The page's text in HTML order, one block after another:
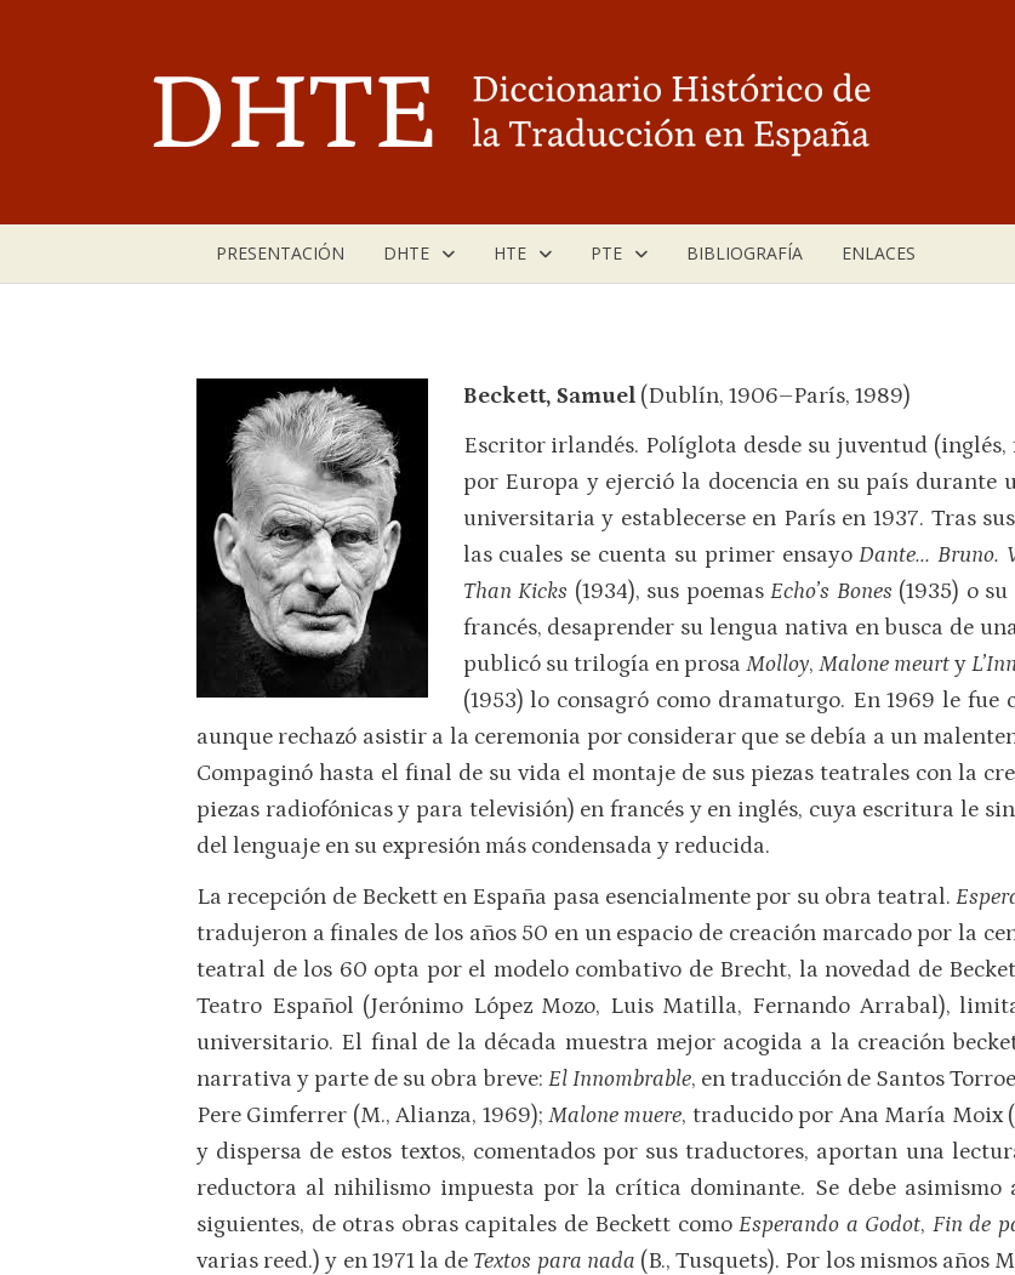
PRESENTACIÓN DHTE HTE PTE BIBLIOGRAFÍA ENLACES
Beckett, Samuel (Dublín, 1906–París, 1989)
Escritor irlandés. Políglota desde su juventud
por Europa y ejerció la docencia en su país durante
universitaria y establecerse en París en 1937. Tras
las cuales se cuenta su primer ensayoDante… Bruno.
Than Kicks (1934), sus poemas Echo’s Bones (1935) o
francés, desaprender su lengua nativa en busca de
publicó su trilogía en prosa Molloy,Malone meurty
(1953) lo consagró como dramaturgo. En 1969 le
aunque rechazó asistir a la ceremonia por considerar que se debía a un
Compaginó hasta el final de su vida el montaje de sus piezas teatrales con la
piezas radiofónicas y para televisión) en francés y en inglés, cuya escritura le
del lenguaje en su expresión más condensada y reducida.
La recepción de Beckett en España pasa esencialmente por su obra teatral.
tradujeron a finales de los años 50 en un espacio de creación marcado por la
teatral de los 60 opta por el modelo combativo de Brecht, la novedad de
Teatro Español (Jerónimo López Mozo, Luis Matilla, Fernando Arrabal),
universitario. El final de la década muestra mejor acogida a la creación
narrativa y parte de su obra breve: El Innombrable, en traducción de Santos
Pere Gimferrer (M., Alianza, 1969);Malone muere, traducido por Ana María Moix
y dispersa de estos textos, comentados por sus traductores, aportan una
reductora al nihilismo impuesta por la crítica dominante. Se debe asimismo
siguientes, de otras obras capitales de Beckett como Esperando a Godot, Fin de
varias reed.) y en 1971 la de Textos para nada (B., Tusquets). Por los mismos